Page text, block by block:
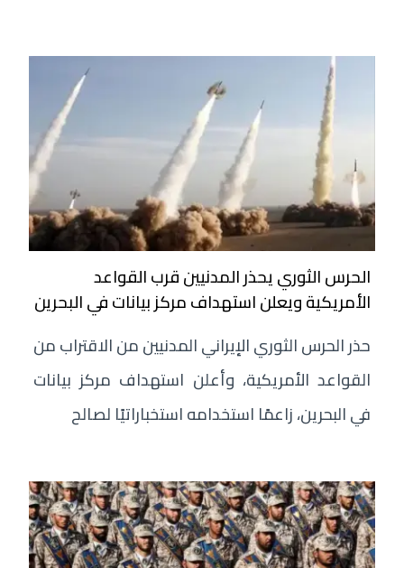
الحرس الثوري يحذر المدنيين قرب القواعد
الأمريكية ويعلن استهداف مركز بيانات في البحرين
حذر الحرس الثوري الإيراني المدنيين من الاقتراب من
القواعد الأمريكية، وأعلن استهداف مركز بيانات
في البحرين، زاعمًا استخدامه استخباراتيًا لصالح